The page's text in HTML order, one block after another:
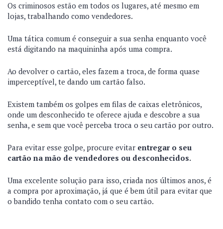
Os criminosos estão em todos os lugares, até mesmo em
lojas, trabalhando como vendedores.
Uma tática comum é conseguir a sua senha enquanto você
está digitando na maquininha após uma compra.
Ao devolver o cartão, eles fazem a troca, de forma quase
imperceptível, te dando um cartão falso.
Existem também os golpes em filas de caixas eletrônicos,
onde um desconhecido te oferece ajuda e descobre a sua
senha, e sem que você perceba troca o seu cartão por outro.
Para evitar esse golpe, procure evitar entregar o seu
cartão na mão de vendedores ou desconhecidos.
Uma excelente solução para isso, criada nos últimos anos, é
a compra por aproximação, já que é bem útil para evitar que
o bandido tenha contato com o seu cartão.